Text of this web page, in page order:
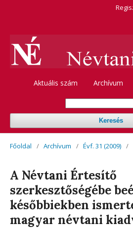
Aktuális szám Archívum
Keresés
Főoldal / Archívum / Évf. 31 (2009) /
A Névtani Értesítő
szerkesztőségébe
későbbiekben
magyar névtani